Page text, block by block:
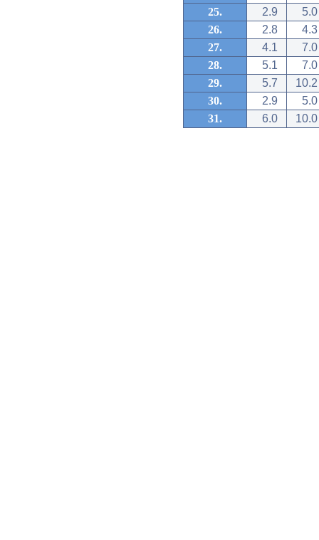
25.
2.9
5.0
26.
2.8
4.3
27.
4.1
7.0
28.
5.1
7.0
29.
5.7
10.2
30.
2.9
5.0
31.
6.0 10.0